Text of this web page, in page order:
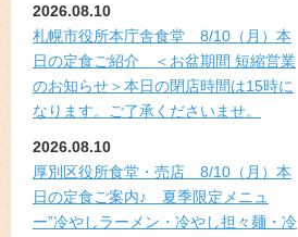
2026.08.10
札幌市役所本庁舎食堂 8/10（月）本
日の定食ご紹介 ＜お盆期間 短縮営業
のお知らせ＞本日の閉店時間は15時に
なります。ご了承くださいませ。
2026.08.10
厚別区役所食堂・売店 8/10（月）本
日の定食ご案内♪ 夏季限定メニュ
ー”冷やしラーメン・冷やし担々麺・冷